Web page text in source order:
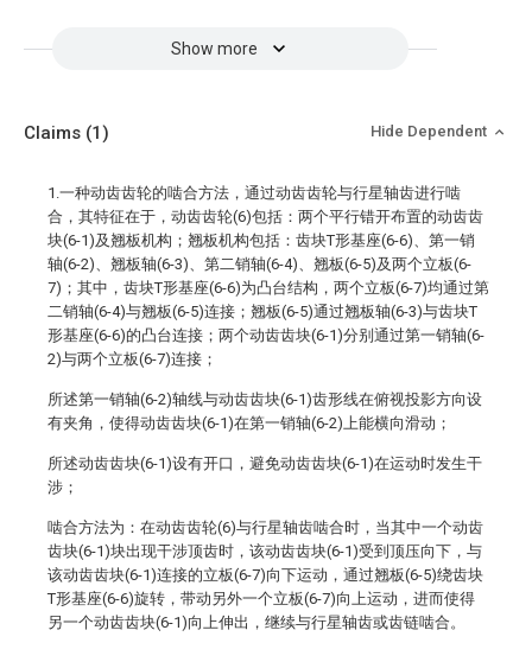
Show more
Claims (1) Hide Dependent
1.一种动齿齿轮的啮合方法，通过动齿齿轮与行星轴齿进行啮
合，其特征在于，动齿齿轮(6)包括：两个平行错开布置的动齿齿
块(6-1)及翘板机构；翘板机构包括：齿块T形基座(6-6)、第一销
轴(6-2)、翘板轴(6-3)、第二销轴(6-4)、翘板(6-5)及两个立板(6-
7)；其中，齿块T形基座(6-6)为凸台结构，两个立板(6-7)均通过第
二销轴(6-4)与翘板(6-5)连接；翘板(6-5)通过翘板轴(6-3)与齿块T
形基座(6-6)的凸台连接；两个动齿齿块(6-1)分别通过第一销轴(6-
2)与两个立板(6-7)连接；
所述第一销轴(6-2)轴线与动齿齿块(6-1)齿形线在俯视投影方向设
有夹角，使得动齿齿块(6-1)在第一销轴(6-2)上能横向滑动；
所述动齿齿块(6-1)设有开口，避免动齿齿块(6-1)在运动时发生干
涉；
啮合方法为：在动齿齿轮(6)与行星轴齿啮合时，当其中一个动齿
齿块(6-1)块出现干涉顶齿时，该动齿齿块(6-1)受到顶压向下，与
该动齿齿块(6-1)连接的立板(6-7)向下运动，通过翘板(6-5)绕齿块
T形基座(6-6)旋转，带动另外一个立板(6-7)向上运动，进而使得
另一个动齿齿块(6-1)向上伸出，继续与行星轴齿或齿链啮合。